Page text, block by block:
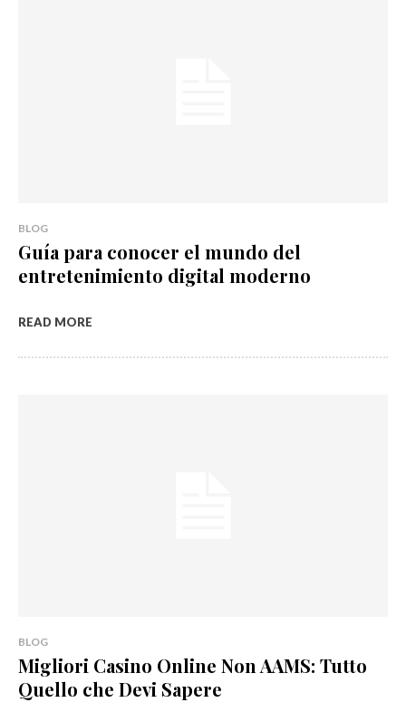
BLOG
Guía para conocer el mundo del
entretenimiento digital moderno
READ MORE
BLOG
Migliori Casino Online Non AAMS: Tutto
Quello che Devi Sapere